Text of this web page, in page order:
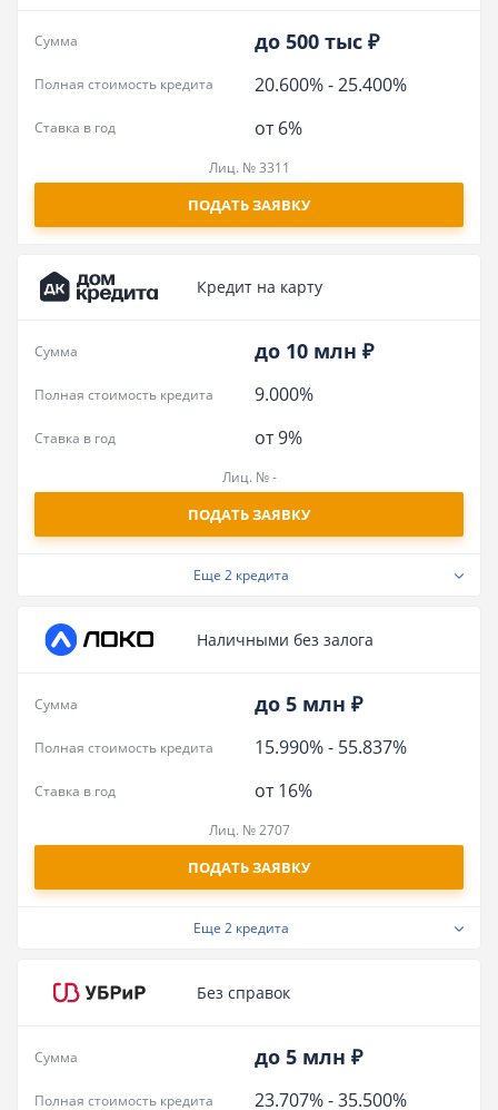
до 500 тыс ₽
Сумма
20.600%-25.400%
Полная стоимость кредита
от 6%
Ставка в год
Лиц. № 3311
ПОДАТЬ ЗАЯВКУ
Кредит на карту
до 10 млн ₽
Сумма
9.000%
Полная стоимость кредита
от 9%
Ставка в год
Лиц. № -
ПОДАТЬ ЗАЯВКУ
Еще 2 кредита
Наличными без залога
до 5 млн ₽
Сумма
15.990%- 55.837%
Полная стоимость кредита
от 16%
Ставка в год
Лиц. № 2707
ПОДАТЬ ЗАЯВКУ
Еще 2 кредита
Без справок
до 5 млн ₽
Сумма
23.707%-35.500%
Полная стоимость кредита